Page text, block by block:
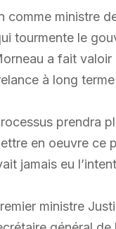
comme ministre
tourmente le
a fait
à long
prendra
en oeuvre
jamais eu
ministre